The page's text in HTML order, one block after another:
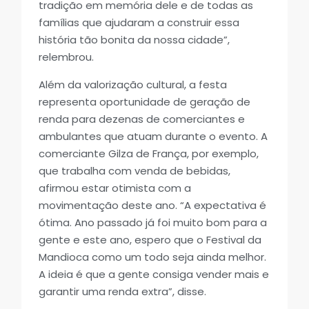
tradição em memória dele e de todas as
famílias que ajudaram a construir essa
história tão bonita da nossa cidade”,
relembrou.
Além da valorização cultural, a festa
representa oportunidade de geração de
renda para dezenas de comerciantes e
ambulantes que atuam durante o evento. A
comerciante Gilza de França, por exemplo,
que trabalha com venda de bebidas,
afirmou estar otimista com a
movimentação deste ano. “A expectativa é
ótima. Ano passado já foi muito bom para a
gente e este ano, espero que o Festival da
Mandioca como um todo seja ainda melhor.
A ideia é que a gente consiga vender mais e
garantir uma renda extra”, disse.